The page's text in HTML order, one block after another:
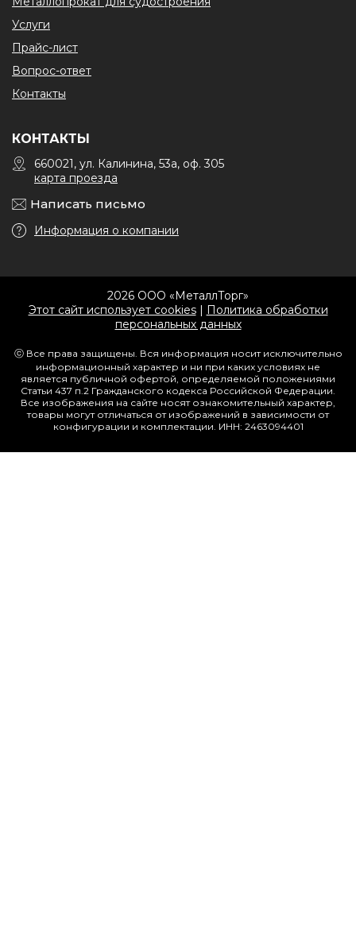
Услуги
Прайс-лист
Вопрос-ответ
Контакты
КОНТАКТЫ
660021, ул. Калинина, 53а, оф. 305
карта проезда
Написать письмо
Информация о компании
2026 ООО «МеталлТорг»
Этот сайт использует cookies| Политика обработки
персональных данных
ⓒ Все права защищены. Вся информация носит исключительно
информационный характер и ни при каких условиях не
является публичной офертой, определяемой положениями
Статьи 437 п.2 Гражданского кодекса Российской Федерации.
Все изображения на сайте носят ознакомительный характер,
товары могут отличаться от изображений в зависимости от
конфигурации и комплектации. ИНН: 2463094401